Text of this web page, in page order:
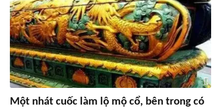
Một nhát cuốc làm lộ mộ cổ, bên trong có